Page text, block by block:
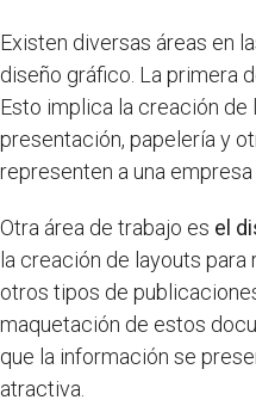
Existen diversas áreas en
diseño gráfico. La primera
Esto implica la creación
presentación, papelería y
representen a una empresa
Otra área de trabajo es el
la creación de layouts
otros tipos de
maquetación de estos
que la información se
atractiva.